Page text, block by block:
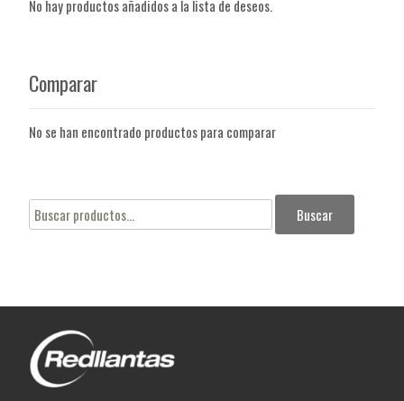
No hay productos añadidos a la lista de deseos.
Comparar
No se han encontrado productos para comparar
Buscar
por:
Buscar